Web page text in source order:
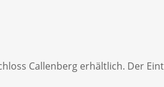
Callenberg erhältlich. Der